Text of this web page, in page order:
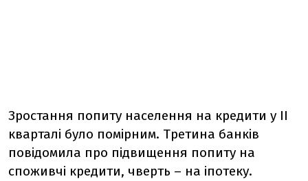
Зростання попиту населення на кредити у ІІ
кварталі було помірним. Третина банків
повідомила про підвищення попиту на
споживчі кредити, чверть – на іпотеку.